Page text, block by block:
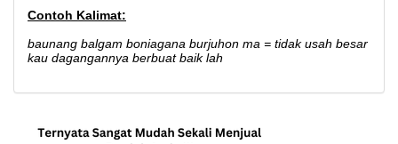
Contoh Kalimat:
baunang balgam boniagana burjuhon ma = tidak usah besar
kau dagangannya berbuat baik lah